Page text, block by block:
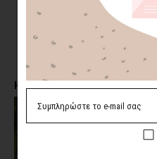
Η επιλογή σας